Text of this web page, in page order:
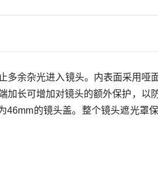
多余杂光进入镜头。内表面采用哑
加长可增加对镜头的额外保护，以
46mm的镜头盖。 整个镜头遮光罩